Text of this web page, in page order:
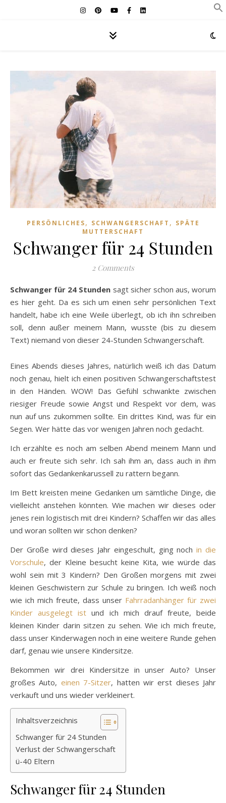
PERSÖNLICHES, SCHWANGERSCHAFT , SPÄTE
MUTTERSCHAFT
Schwanger für 24 Stunden
2 Comments
Schwanger für 24 Stunden sagt sicher schon aus, worum
es hier geht. Da es sich um einen sehr persönlichen Text
handelt, habe ich eine Weile überlegt, ob ich ihn schreiben
soll, denn außer meinem Mann, wusste (bis zu diesem
Text) niemand von dieser 24-Stunden Schwangerschaft.
Eines Abends dieses Jahres, natürlich weiß ich das Datum
noch genau, hielt ich einen positiven Schwangerschaftstest
in den Händen. WOW! Das Gefühl schwankte zwischen
riesiger Freude sowie Angst und Respekt vor dem, was
nun auf uns zukommen sollte. Ein drittes Kind, was für ein
Segen. Wer hätte das vor wenigen Jahren noch gedacht.
Ich erzählte es noch am selben Abend meinem Mann und
auch er freute sich sehr. Ich sah ihm an, dass auch in ihm
sofort das Gedankenkarussell zu rattern begann.
Im Bett kreisten meine Gedanken um sämtliche Dinge, die
vielleicht anstehen könnten. Wie machen wir dieses oder
jenes rein logistisch mit drei Kindern? Schaffen wir das alles
und woran sollten wir schon denken?
Der Große wird dieses Jahr eingeschult, ging nochin die
Vorschule, der Kleine besucht keine Kita, wie würde das
wohl sein mit 3 Kindern? Den Großen morgens mit zwei
kleinen Geschwistern zur Schule zu bringen. Ich weiß noch
wie ich mich freute, dass unser Fahrradanhänger für zwei
Kinder ausgelegt ist und ich mich drauf freute, beide
kleinen Kinder darin sitzen zu sehen. Wie ich mich freute,
dass unser Kinderwagen noch in eine weitere Runde gehen
darf, genau wie unsere Kindersitze.
Bekommen wir drei Kindersitze in unser Auto? Unser
großes Auto, einen 7-Sitzer, hatten wir erst dieses Jahr
verkauft und uns wieder verkleinert.
Inhaltsverzeichnis
Schwanger für 24 Stunden
Verlust der Schwangerschaft
ü-40 Eltern
Schwanger für 24 Stunden